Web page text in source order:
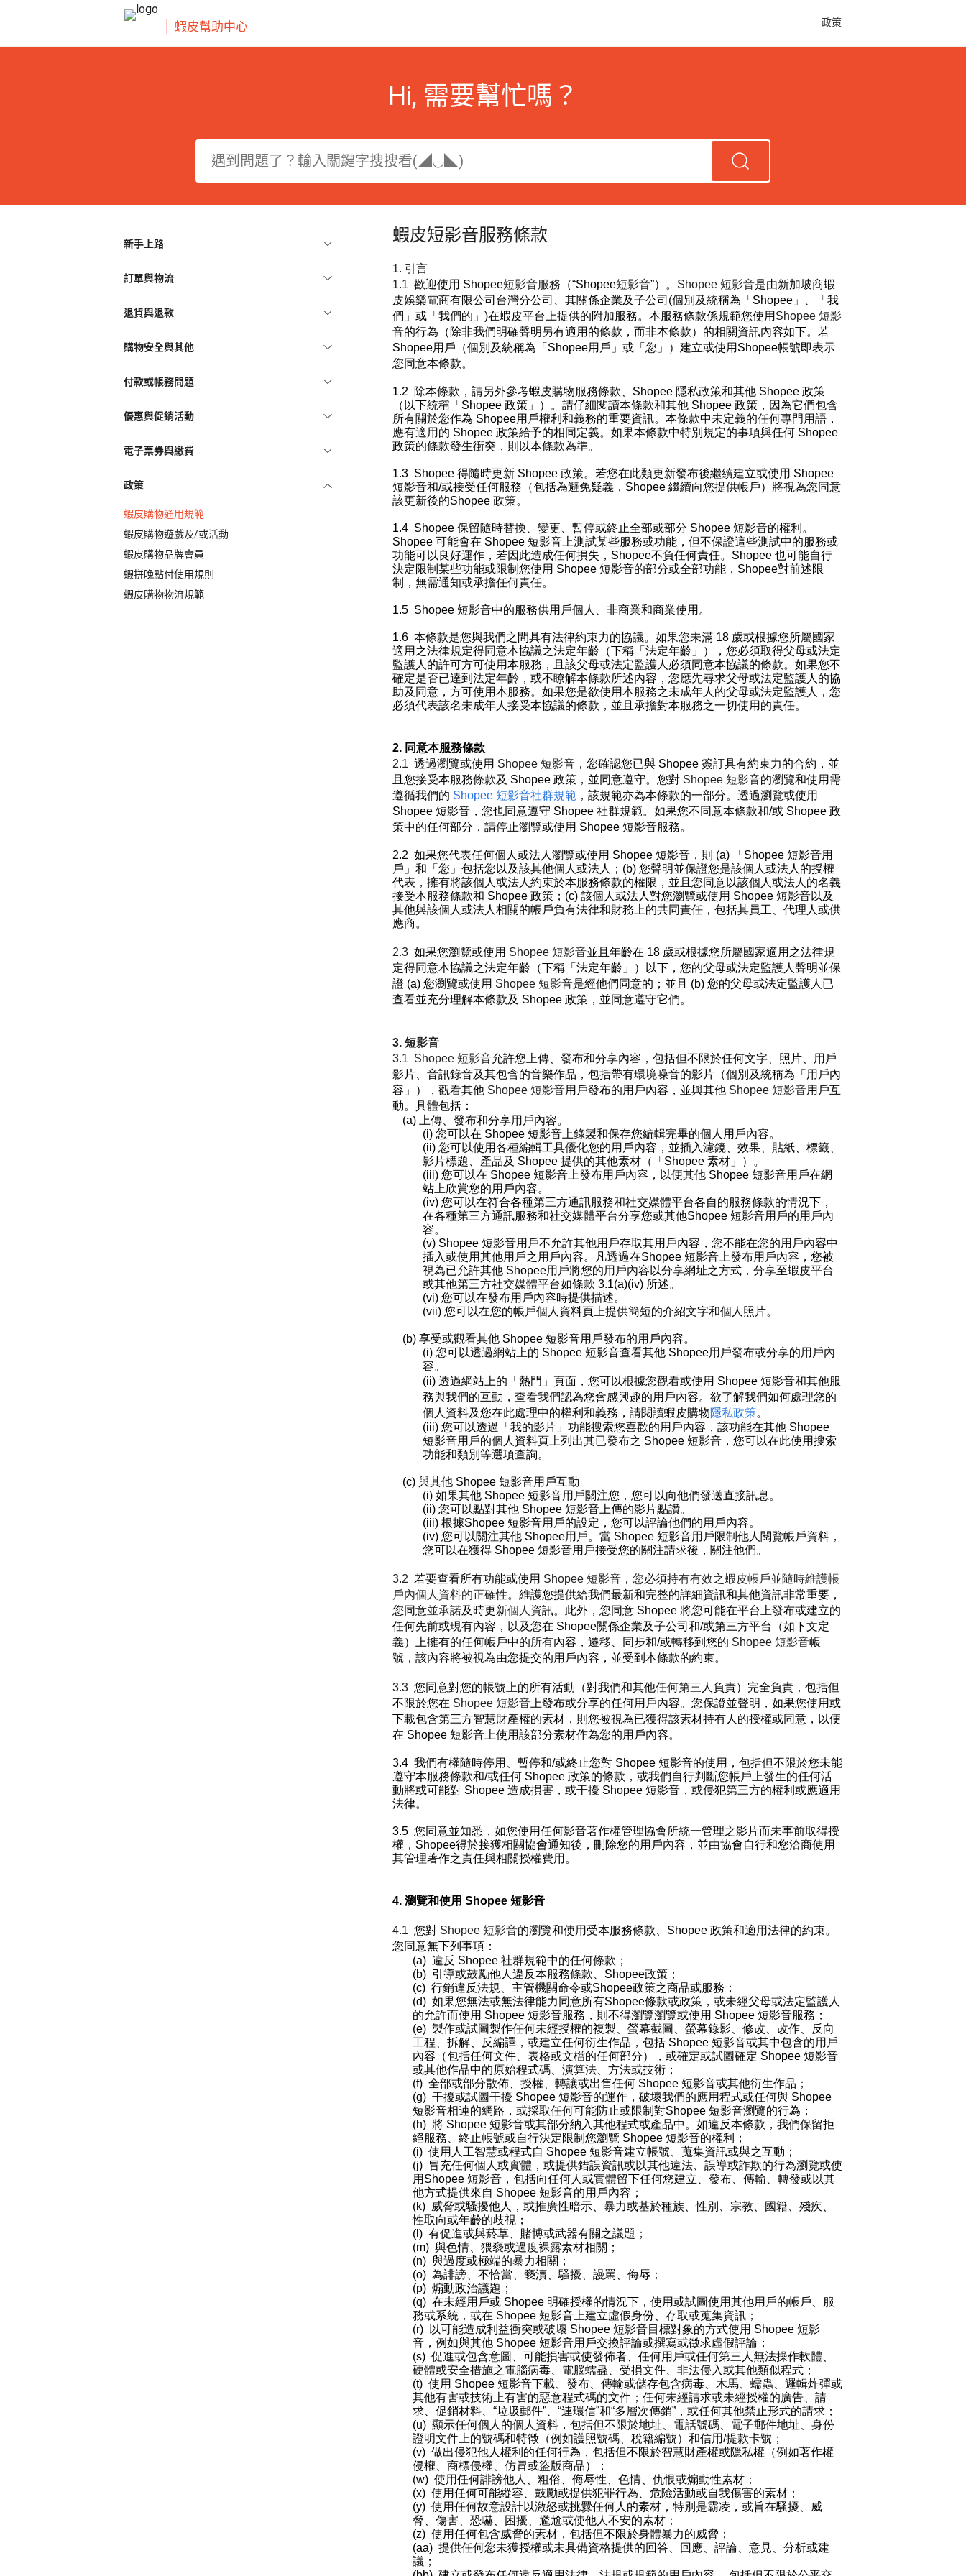
蝦皮幫助中心 政策
Hi, 需要幫忙嗎？
新手上路
訂單與物流
退貨與退款
購物安全與其他
付款或帳務問題
優惠與促銷活動
電子票券與繳費
政策
蝦皮購物通用規範
蝦皮購物遊戲及/或活動
蝦皮購物品牌會員
蝦拼晚點付使用規則
蝦皮購物物流規範
蝦皮短影音服務條款
1. 引言
1.1 歡迎使用 Shopee短影音服務 （“Shopee短影音”）。 Shopee 短影音是由新加坡商蝦
皮娛樂電商有限公司台灣分公司、其關係企業及子公司(個別及統稱為「Shopee 」、「我
們」或「我們的」)在蝦皮平台上提供的附加服務。本服務條款係規範您使用 Shopee 短影
音的行為（除非我們明確聲明另有適用的條款，而非本條款）的相關資訊內容如下。若
Shopee用戶（個別及統稱為「Shopee用戶」或「您」）建立或使用Shopee帳號即表示
您同意本條款。
1.2 除本條款，請另外參考蝦皮購物服務條款、Shopee 隱私政策和其他 Shopee 政策
（以下統稱「Shopee 政策」）。請仔細閱讀本條款和其他 Shopee 政策，因為它們包含
所有關於您作為 Shopee用戶權利和義務的重要資訊。本條款中未定義的任何專門用語，
應有適用的 Shopee 政策給予的相同定義。如果本條款中特別規定的事項與任何 Shopee
政策的條款發生衝突，則以本條款為準。
1.3 Shopee 得隨時更新 Shopee 政策。若您在此類更新發布後繼續建立或使用 Shopee
短影音和/或接受任何服務（包括為避免疑義，Shopee 繼續向您提供帳戶）將視為您同意
該更新後的Shopee 政策。
1.4 Shopee 保留隨時替換、變更、暫停或終止全部或部分 Shopee 短影音的權利。
Shopee 可能會在 Shopee 短影音 上測試某些服務或功能，但不保證這些測試中的服務或
功能可以良好運作，若因此造成任何損失，Shopee不負任何責任。Shopee 也可能自行
決定限制某些功能或限制您使用 Shopee 短影音的部分或全部功能，Shopee對前述限
制， 無需通知或承擔任何責任。
1.5 Shopee 短影音中的服務供用戶個人、非商業和商業使用。
1.6 本條款是您與我們之間具有法律約束力的協議。如果您未滿 18 歲或根據您所屬國家
適用之法律規定得同意本協議之法定年齡（下稱「法定年齡」），您必須取得父母或法定
監護人的許可方可使用本服務，且該父母或法定監護人必須同意本協議的條款。如果您不
確定是否已達到法定年齡，或不瞭解本條款所述內容，您應先尋求父母或法定監護人的協
助及同意，方可使用本服務。如果您是欲使用本服務之未成年人的父母或法定監護人，您
必須代表該名未成年人接受本協議的條款，並且承擔對本服務之一切使用的責任。
2. 同意本服務條款
2.1 透過瀏覽或使用 Shopee 短影音 ，您確認您已與 Shopee 簽訂具有約束力的合約，並
且您接受本服務條款及 Shopee 政策，並同意遵守。您對 Shopee 短影音的瀏覽和使用需
遵循我們的 Shopee 短影音社群規範 ，該規範亦為本條款的一部分。透過瀏覽或使用
Shopee 短影音 ，您也同意遵守 Shopee 社群規範。如果您不同意本條款和/或 Shopee 政
策中的任何部分，請停止瀏覽或使用 Shopee 短影音服務。
2.2 如果您代表任何個人或法人瀏覽或使用 Shopee 短影音 ，則 (a) 「 Shopee 短影音用
戶」和「您」包括您以及該其他個人或法人；(b) 您聲明並保證您是該個人或法人的授權
代表，擁有將該個人或法人約束於本服務條款的權限，並且您同意以該個人或法人的名義
接受本服務條款和 Shopee 政策；(c) 該個人或法人對您瀏覽或使用 Shopee 短影音以及
其他與該個人或法人相關的帳戶負有法律和財務上的共同責任，包括其員工、代理人或供
應商。
2.3 如果您瀏覽或使用 Shopee 短影音並且年齡在 18 歲或根據您所屬國家適用之法律規
定得同意本協議之法定年齡（下稱「法定年齡」）以下，您的父母或法定監護人聲明並保
證 (a) 您瀏覽或使用 Shopee 短影音是經他們同意的；並且 (b) 您的父母或法定監護人已
查看並充分理解本條款及 Shopee 政策，並同意遵守它們。
3. 短影音
3.1 Shopee 短影音允許您上傳、發布和分享內容，包括但不限於任何文字、照片、用戶
影片、音訊錄音及其包含的音樂作品，包括帶有環境噪音的影片（個別及統稱為「用戶內
容」），觀看其他 Shopee 短影音用戶發布的用戶內容，並與其他 Shopee 短影音用戶互
動。具體包括：
(a)
上傳、發布和分享用戶內容。
(i) 您可以在 Shopee 短影音 上錄製和保存您編輯完畢的個人用戶內容。
(ii) 您可以使用各種編輯工具優化您的用戶內容，並插入濾鏡、效果、貼紙、標籤、
影片標題、產品及 Shopee 提供的其他素材（「Shopee 素材」）。
(iii) 您可以在 Shopee 短影音 上發布用戶內容，以便其他 Shopee 短影音用戶在網
站上欣賞您的用戶內容。
(iv) 您可以在符合各種第三方通訊服務和社交媒體平台各自的服務條款的情況下，
在各種第三方通訊服務和社交媒體平台分享您或其他Shopee 短影音用戶的用戶內
容。
(v) Shopee 短影音用戶不允許其他用戶存取其用戶內容，您不能在您的用戶內容中
插入或使用其他用戶之用戶內容。凡透過在Shopee 短影音 上發布用戶內容，您被
視為已允許其他 Shopee用戶將您的用戶內容以分享網址之方式，分享至蝦皮平台
或其他第三方社交媒體平台如條款 3.1(a)(iv) 所述。
(vi) 您可以在發布用戶內容時提供描述。
(vii) 您可以在您的帳戶個人資料頁上提供簡短的介紹文字和個人照片。
(b) 享受或觀看其他 Shopee 短影音用戶發布的用戶內容。
(i) 您可以透過網站上的 Shopee 短影音查看其他 Shopee用戶發布或分享的用戶內
容。
(ii) 透過網站上的 「熱門」頁面， 您可以根據您觀看或使用 Shopee 短影音和其他服
務與我們的互動，查看我們認為您會感興趣的用戶內容。欲了解我們如何處理您的
個人資料及您在此處理中的權利和義務，請閱讀蝦皮購物隱私政策。
(iii) 您可以透過「 我的影片 」功能搜索您喜歡的用戶內容，該功能在其他 Shopee
短影音用戶的個人資料頁上列出其已發布之 Shopee 短影音 ，您可以在此使用搜索
功能和類別等選項查詢。
(c) 與其他 Shopee 短影音用戶互動
(i) 如果其他 Shopee 短影音用戶關注您，您可以向他們發送直接訊息。
(ii) 您可以點對其他 Shopee 短影音 上傳的影片點讚。
(iii) 根據Shopee 短影音用戶的設定，您可以評論他們的用戶內容。
(iv) 您可以關注其他 Shopee用戶。當 Shopee 短影音用戶限制他人閱覽帳戶資料，
您可以在獲得 Shopee 短影音用戶接受您的關注請求後， 關注他們。
3.2 若要查看所有功能或使用 Shopee 短影音 ， 您必須持有有效之蝦皮帳戶並隨時維護帳
戶內個人資料的正確性。維護您提供給我們最新和完整的詳細資訊和其他資訊非常重要，
您同意並承諾及時更新個人 資訊。此外，您同意 Shopee 將您可能在平台上發布或建立的
任何先前或現有內容，以及您在 Shopee關係企業及子公司和/或第三方平台（如下文定
義）上擁有的任何帳戶中的所有內容， 遷移、同步和/或轉移到您的 Shopee 短影音帳
號，該內容將被視為由您提交的用戶內容，並受到本條款的約束。
3.3 您同意對您的帳號上的所有活動（對我們和其他任何第三 人負責）完全負責，包括但
不限於您在 Shopee 短影音 上發布或分享的任何用戶內容。您保證並聲明，如果您使用或
下載包含第三方智慧財產權的素材 ，則您被視為已獲得該素材持有人的授權或同意，以便
在 Shopee 短影音 上使用該部分素材作為您的用戶內容。
3.4 我們有權隨時停用、暫停和/或終止您對 Shopee 短影音的使用，包括但不限於您未能
遵守本服務條款和/或任何 Shopee 政策的條款，或我們自行判斷您帳戶上發生的任何活
動將或可能對 Shopee 造成損害，或干擾 Shopee 短影音 ，或侵犯第三方的權利或應適用
法律。
3.5 您同意並知悉，如您使用任何影音著作權管理協會所統一管理之影片而未事前取得授
權，Shopee得於接獲相關協會通知後，刪除您的用戶內容，並由協會自行和您洽商使用
其管理著作之責任與相關授權費用。
4. 瀏覽和使用 Shopee 短影音
4.1 您對 Shopee 短影音的瀏覽和使用受本服務條款、Shopee 政策和適用法律的約束。
您同意無下列事項：
(a) 違反 Shopee 社群規範中的任何條款；
(b) 引導或鼓勵他人違反本服務條款、Shopee政策；
(c) 行銷違反法規、主管機關命令或Shopee政策之商品或服務；
(d) 如果您無法或無法律能力同意所有Shopee條款或政策，或未經父母或法定監護人
的允許而使用 Shopee 短影音服務，則不得瀏覽瀏覽或使用 Shopee 短影音服務；
(e) 製作或試圖製作任何未經授權的複製、螢幕截圖、螢幕錄影、修改、改作、反向
工程、拆解、反編譯，或建立任何衍生作品，包括 Shopee 短影音或其中包含的用戶
內容（包括任何文件、表格或文檔的任何部分），或確定或試圖確定 Shopee 短影音
或其他作品中的原始程式碼、演算法、方法或技術；
(f) 全部或部分散佈、授權、轉讓或出售任何 Shopee 短影音或其他衍生作品；
(g) 干擾或試圖干擾 Shopee 短影音的運作，破壞我們的應用程式或任何與 Shopee
短影音相連的網路，或採取任何可能防止或限制對Shopee 短影音瀏覽的行為；
(h) 將 Shopee 短影音或其部分納入其他程式或產品中。如違反本條款，我們保留拒
絕服務、終止帳號或自行決定限制您瀏覽 Shopee 短影音的權利；
(i) 使用人工智慧或程式自 Shopee 短影音建立帳號、蒐集資訊或與之互動；
(j) 冒充任何個人或實體，或提供錯誤資訊或以其他違法、誤導或詐欺的行為瀏覽或使
用 Shopee 短影音 ，包括向任何人或實體留下任何您建立、發布、傳輸、轉發或以其
他方式提供來自 Shopee 短影音的用戶內容；
(k) 威脅或騷擾他人，或推廣性暗示、暴力或基於種族、性別、宗教、國籍、殘疾、
性取向或年齡的歧視；
(l) 有促進或與菸草、賭博或武器有關之議題；
(m) 與色情、猥褻或過度裸露素材相關；
(n) 與過度或極端的暴力相關；
(o) 為誹謗、不恰當、褻瀆、騷擾、謾罵、侮辱；
(p) 煽動政治議題；
(q) 在未經用戶或 Shopee 明確授權的情況下，使用或試圖使用其他用戶的帳戶、服
務或系統，或在 Shopee 短影音 上建立虛假身份、存取或蒐集資訊；
(r)
以可能造成利益衝突或破壞 Shopee 短影音目標對象的方式使用 Shopee 短影
音 ，例如與其他 Shopee 短影音用戶交換評論或撰寫或徵求虛假評論；
(s) 促進或包含意圖、可能損害或使發佈者、任何用戶或任何第三人無法操作軟體、
硬體或安全措施之電腦病毒、電腦蠕蟲、受損文件、非法侵入或其他類似程式；
(t) 使用 Shopee 短影音下載、發布、傳輸或儲存包含病毒、木馬、蠕蟲、邏輯炸彈或
其他有害或技術上有害的惡意程式碼的文件；任何未經請求或未經授權的廣告、請
求、促銷材料、“垃圾郵件”、“連環信”和“多層次傳銷”，或任何其他禁止形式的請求；
(u) 顯示任何個人的個人資料，包括但不限於地址、電話號碼、電子郵件地址、身份
證明文件上的號碼和特徵（例如護照號碼、 稅籍編號）和信用/提款卡號；
(v) 做出侵犯他人權利的任何行為，包括但不限於智慧財產權或隱私權（例如著作權
侵權、商標侵權、仿冒或盜版商品）；
(w) 使用任何誹謗他人、粗俗、侮辱性、色情、仇恨或煽動性素材；
(x) 使用任何可能縱容、鼓勵或提供犯罪行為、危險活動或自我傷害的素材；
(y) 使用任何故意設計以激怒或挑釁任何人的素材，特別是霸凌，或旨在騷擾、威
脅、傷害、恐嚇、困擾、尷尬或使他人不安的素材；
(z) 使用任何包含威脅的素材，包括但不限於身體暴力的威脅；
(aa) 提供任何您未獲授權或未具備資格提供的回答、回應、評論、意見、分析或建
議；